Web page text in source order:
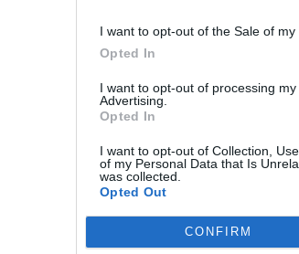
I want to opt-out of the Sale of my
Opted In
I want to opt-out of processing
Advertising.
Opted In
I want to opt-out of Collection,
of my Personal Data that Is
was collected.
Opted Out
CONFIRM